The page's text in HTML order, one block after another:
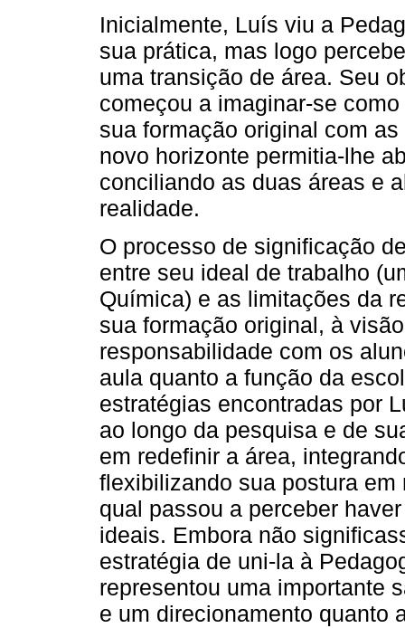
Inicialmente, Luís viu a
sua prática, mas logo
uma transição de área. Seu
começou a imaginar-se
sua formação original com
novo horizonte permitia-lhe
conciliando as duas áreas e
realidade.
O processo de significação
entre seu ideal de trabalho
Química) e as limitações da
sua formação original, à
responsabilidade com os
aula quanto a função da
estratégias encontradas por
ao longo da pesquisa e de
em redefinir a área,
flexibilizando sua postura
qual passou a perceber
ideais. Embora não
estratégia de uni-la à
representou uma importante
e um direcionamento quanto